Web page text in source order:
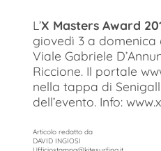
L’X Masters Award
giovedì 3 a domenica
Viale Gabriele
Riccione. Il portale
nella tappa di
dell’evento. Info:
Articolo redatto da
DAVID INGIOSI